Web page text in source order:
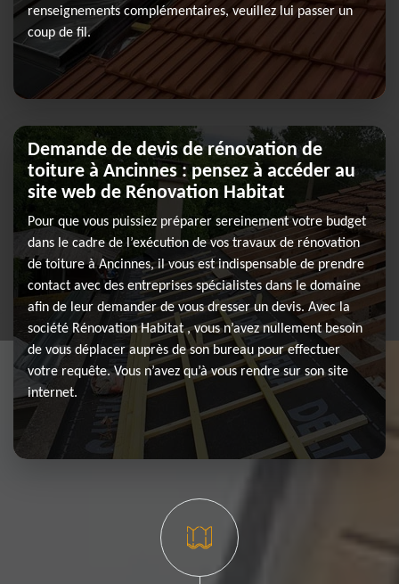
renseignements complémentaires, veuillez lui passer un
coup de fil.
Demande de devis de rénovation de
toiture à Ancinnes : pensez à accéder au
site web de Rénovation Habitat
Pour que vous puissiez préparer sereinement votre budget
dans le cadre de l’exécution de vos travaux de rénovation
de toiture à Ancinnes, il vous est indispensable de prendre
contact avec des entreprises spécialistes dans le domaine
afin de leur demander de vous dresser un devis. Avec la
société Rénovation Habitat , vous n’avez nullement besoin
de vous déplacer auprès de son bureau pour effectuer
votre requête. Vous n’avez qu’à vous rendre sur son site
internet.